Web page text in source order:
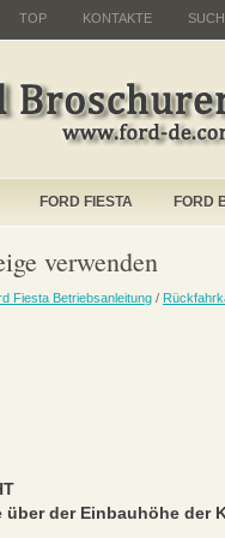
TOP KONTAKTE
FORD FIESTA FORD
verwenden
Fiesta Betriebsanleitung /
über der Einbauhöhe der